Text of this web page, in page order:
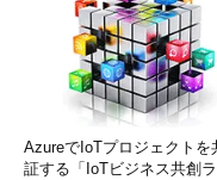
AzureでIoTプロジェクトを
証する「IoTビジネス共創ラ